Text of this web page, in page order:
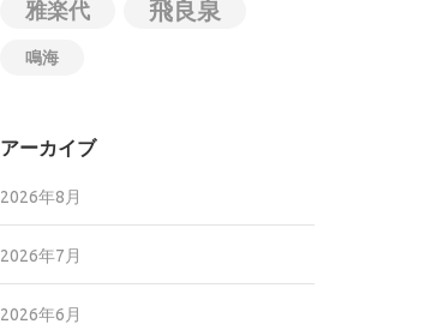
雅楽代 飛良泉
鳴海
アーカイブ
2026年8月
2026年7月
2026年6月